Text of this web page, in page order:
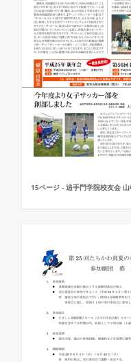
15ページ - 追手門学院校友会